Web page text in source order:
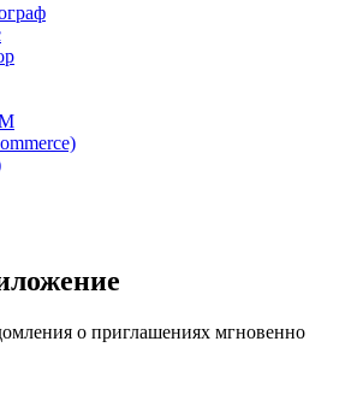
о приглашениях мгновенно